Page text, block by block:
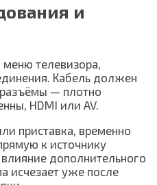
и
телевизора,
Кабель должен
— плотно
HDMI или AV.
приставка, временно
к источнику
дополнительного
исчезает уже после